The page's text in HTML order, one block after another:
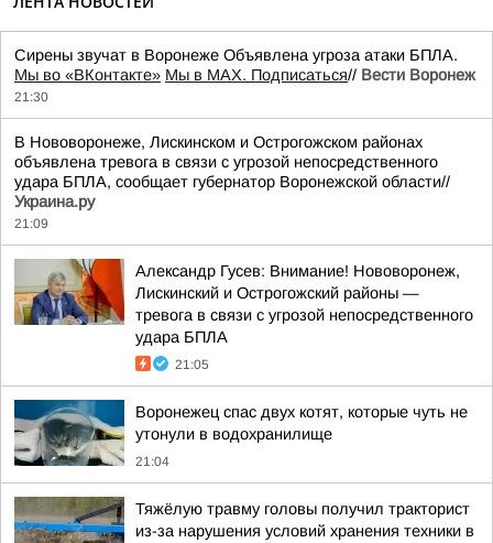
Сирены звучат в Воронеже Объявлена угроза атаки БПЛА.
Мы во «ВКонтакте» Мы в MAX. Подписаться// Вести Воронеж
21:30
В Нововоронеже, Лискинском и Острогожском районах
объявлена тревога в связи с угрозой непосредственного
удара БПЛА, сообщает губернатор Воронежской области//
Украина.ру
21:09
Александр Гусев: Внимание! Нововоронеж,
Лискинский и Острогожский районы —
тревога в связи с угрозой непосредственного
удара БПЛА
21:05
Воронежец спас двух котят, которые чуть не
утонули в водохранилище
21:04
Тяжёлую травму головы получил тракторист
из-за нарушения условий хранения техники в